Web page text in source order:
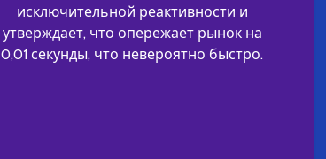
исключительной реактивности и
утверждает, что опережает рынок на
0,01 секунды, что невероятно быстро.